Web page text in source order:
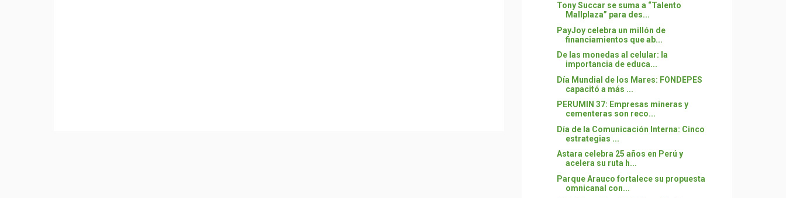
Tony Succar se suma a “Talento
Mallplaza” para des...
PayJoy celebra un millón de
financiamientos que ab...
De las monedas al celular: la
importancia de educa...
Día Mundial de los Mares: FONDEPES
capacitó a más ...
PERUMIN 37: Empresas mineras y
cementeras son reco...
Día de la Comunicación Interna: Cinco
estrategias ...
Astara celebra 25 años en Perú y
acelera su ruta h...
Parque Arauco fortalece su propuesta
omnicanal con...